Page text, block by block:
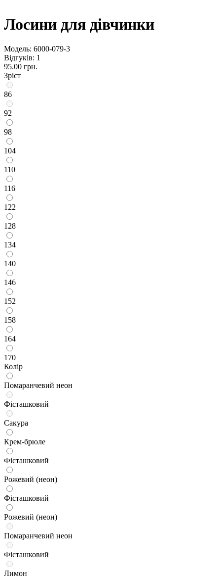
Лосини для дівчинки
Модель: 6000-079-3
Відгуків: 1
95.00 грн.
Зріст
86
92
98
104
110
116
122
128
134
140
146
152
158
164
170
Колір
Помаранчевий неон
Фісташковий
Сакура
Крем-брюле
Фісташковий
Рожевий (неон)
Фісташковий
Рожевий (неон)
Помаранчевий неон
Фісташковий
Лимон